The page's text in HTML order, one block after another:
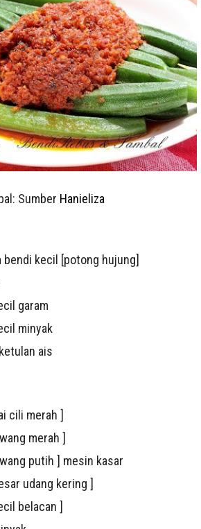
Sumber Hanieliza
bendi kecil [potong hujung]
garam
minyak
ais
cili merah ]
merah ]
putih ] mesin kasar
udang kering ]
belacan ]